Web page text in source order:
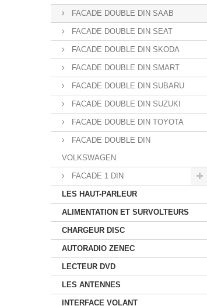
FACADE DOUBLE DIN SAAB
FACADE DOUBLE DIN SEAT
FACADE DOUBLE DIN SKODA
FACADE DOUBLE DIN SMART
FACADE DOUBLE DIN SUBARU
FACADE DOUBLE DIN SUZUKI
FACADE DOUBLE DIN TOYOTA
FACADE DOUBLE DIN
VOLKSWAGEN
FACADE 1 DIN
LES HAUT-PARLEUR
ALIMENTATION ET SURVOLTEURS
CHARGEUR DISC
AUTORADIO ZENEC
LECTEUR DVD
LES ANTENNES
INTERFACE VOLANT